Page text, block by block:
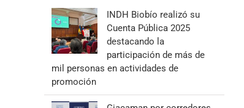
INDH Biobío realizó su
Cuenta Pública 2025
destacando la
participación de más de
mil personas en actividades de
promoción